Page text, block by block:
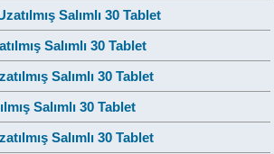
Salımlı 30 Tablet
Salımlı 30 Tablet
Salımlı 30 Tablet
Salımlı 30 Tablet
Salımlı 30 Tablet